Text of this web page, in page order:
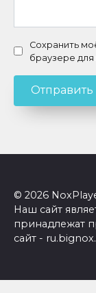
Сохранить
браузере
© 2026
Наш сайт
принадлежат
сайт -